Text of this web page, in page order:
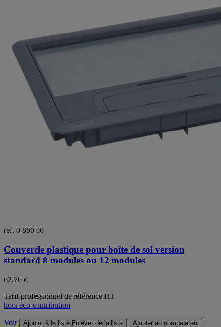
ref. 0 880 00
Couvercle plastique pour boîte de sol version
standard 8 modules ou 12 modules
62,76 €
Tarif professionnel de référence HT
hors éco-contribution
Voir Ajouter à la liste Enlever de la liste Ajouter au comparateur